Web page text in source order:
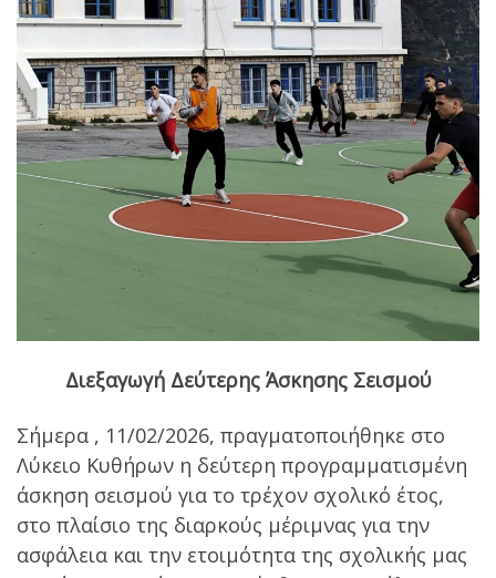
Διεξαγωγή Δεύτερης Άσκησης Σεισμού
Σήμερα , 11/02/2026, πραγματοποιήθηκε στο
Λύκειο Κυθήρων η δεύτερη προγραμματισμένη
άσκηση σεισμού για το τρέχον σχολικό έτος,
στο πλαίσιο της διαρκούς μέριμνας για την
ασφάλεια και την ετοιμότητα της σχολικής μας